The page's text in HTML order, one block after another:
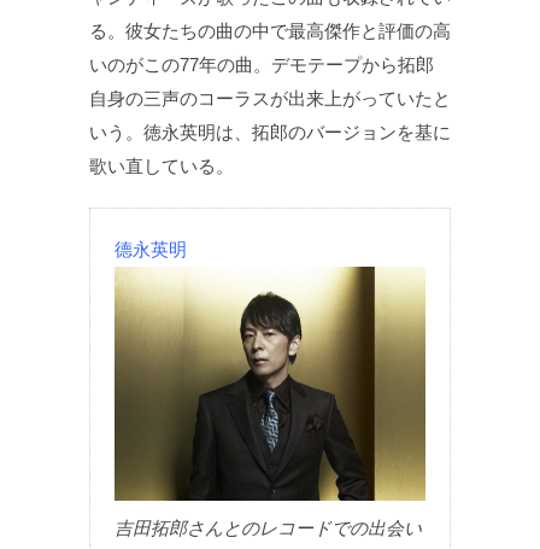
る。彼女たちの曲の中で最高傑作と評価の高
いのがこの77年の曲。デモテープから拓郎
自身の三声のコーラスが出来上がっていたと
いう。徳永英明は、拓郎のバージョンを基に
歌い直している。
德永英明
吉田拓郎さんとのレコードでの出会い